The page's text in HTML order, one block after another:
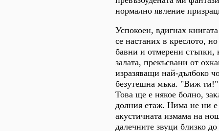
нормално явление
Успокоен, вдигнах
се настаних в креслото,
бавни и отмерени стъпки,
залата, прекъсвани от
изразяващи най-дълбоко
безутешна мъка. "Виж
Това ще е някое болно,
долния етаж. Нима не ни е
акустичната измама на
далечните звуци близко